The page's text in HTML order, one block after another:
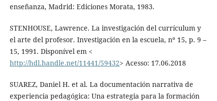
enseñanza, Madrid: Ediciones Morata, 1983.
STENHOUSE, Lawrence. La investigación del currículum y
el arte del profesor. Investigación en la escuela, nº 15, p. 9 –
15, 1991. Disponível em <
http://hdl.handle.net/11441/59432> Acesso: 17.06.2018
SUAREZ, Daniel H. et al. La documentación narrativa de
experiencia pedagógica: Una estrategia para la formación